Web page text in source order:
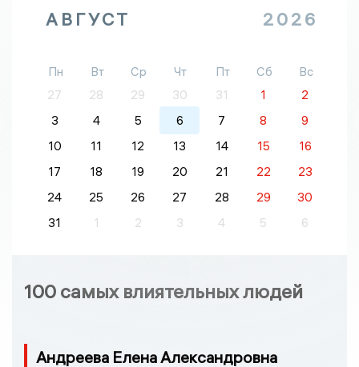
АВГУСТ 2026
Пн Вт Ср Чт Пт Сб
Вс
27
28 29 30 31 1
2
3
4 5 6 7 8
9
10
11 12 13 14 15
16
17
18 19 20 21 22
23
24
25 26 27 28 29
30
31
1 2 3 4 5 6
100 самых влиятельных людей
Андреева Елена Александровна